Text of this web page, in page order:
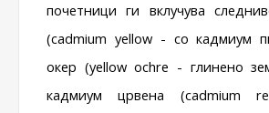
почетници ги вклучува
(cadmium yellow - со кадмиум
окер (yellow ochre - глинено
кадмиум црвена (cadmium